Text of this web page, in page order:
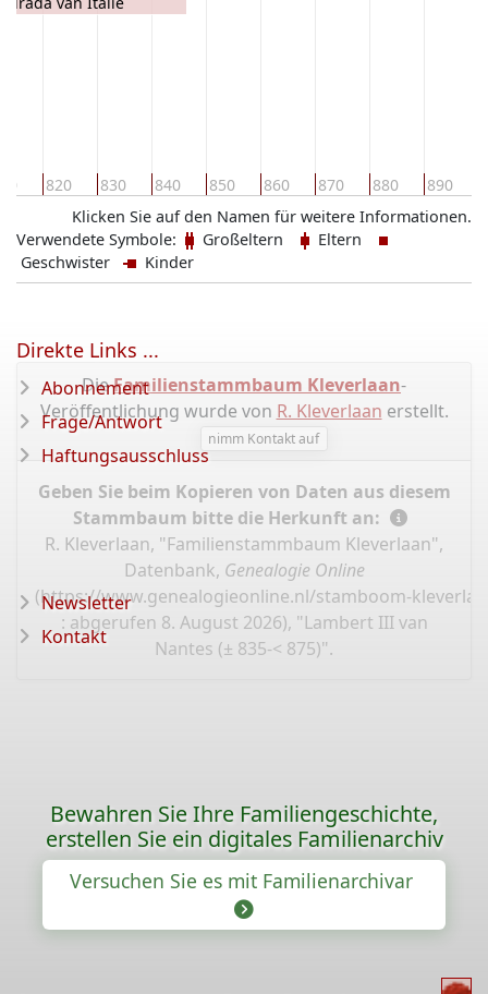
820 830 840 850 860 870 880 890
Klicken Sie auf den Namen für weitere Informationen.
Verwendete Symbole:
Großeltern
Eltern
Geschwister
Kinder
DieFamilienstammbaum Kleverlaan-
Veröffentlichung wurde von R. Kleverlaan erstellt.
nimm Kontakt auf
Geben Sie beim Kopieren von Daten aus diesem
Stammbaum bitte die Herkunft an:
R. Kleverlaan, "Familienstammbaum Kleverlaan",
Datenbank, Genealogie Online
(https://www.genealogieonline.nl/stamboom-
: abgerufen 8. August 2026), "Lambert III van
Nantes (± 835-< 875)".
Direkte Links ...
Abonnement
Frage/Antwort
Haftungsausschluss
Newsletter
Kontakt
Bewahren Sie Ihre Familiengeschichte,
erstellen Sie ein digitales Familienarchiv
Versuchen Sie es mit Familienarchivar